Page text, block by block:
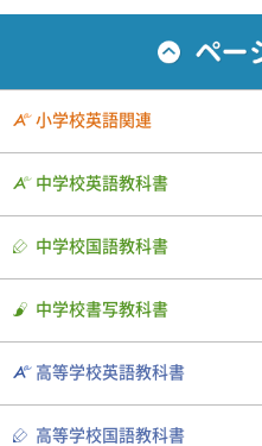
小学校英語関連
中学校英語教科書
中学校国語教科書
中学校書写教科書
高等学校英語教科書
高等学校国語教科書